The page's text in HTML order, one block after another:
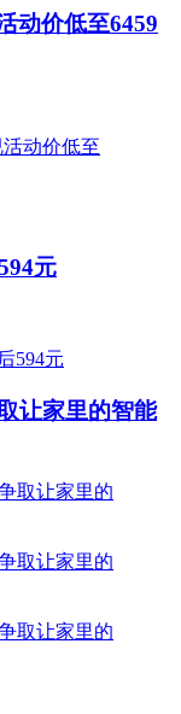
动价低至6459
元
让家里的智能